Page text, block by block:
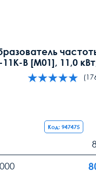
11К-В [М01], 11,0
Код: 947475